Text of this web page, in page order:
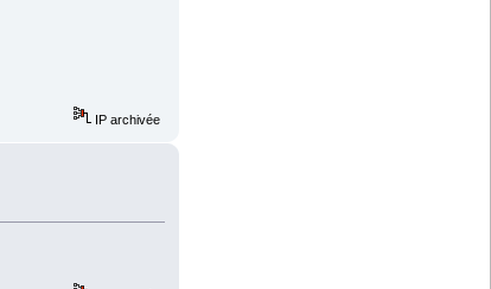
IP archivée